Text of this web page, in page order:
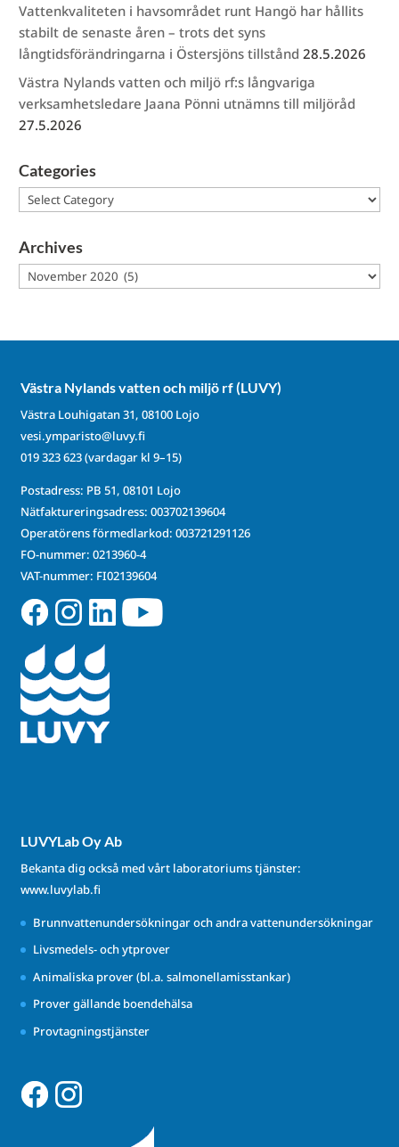
Vattenkvaliteten i havsområdet runt Hangö har hållits
stabilt de senaste åren – trots det syns
långtidsförändringarna i Östersjöns tillstånd 28.5.2026
Västra Nylands vatten och miljö rf:s långvariga
verksamhetsledare Jaana Pönni utnämns till miljöråd
27.5.2026
Categories
Categories
Archives
Archives
Västra Nylands vatten och miljö rf (LUVY)
Västra Louhigatan 31, 08100 Lojo
vesi.ymparisto@luvy.fi
019 323 623(vardagar kl 9–15)
Postadress: PB 51, 08101 Lojo
Nätfaktureringsadress: 003702139604
Operatörens förmedlarkod: 003721291126
FO-nummer: 0213960-4
VAT-nummer: FI02139604
LUVYLab Oy Ab
Bekanta dig också med vårt laboratoriums tjänster:
www.luvylab.fi
Brunnvattenundersökningar och andra vattenundersökningar
Livsmedels- och ytprover
Animaliska prover (bl.a. salmonellamisstankar)
Prover gällande boendehälsa
Provtagningstjänster